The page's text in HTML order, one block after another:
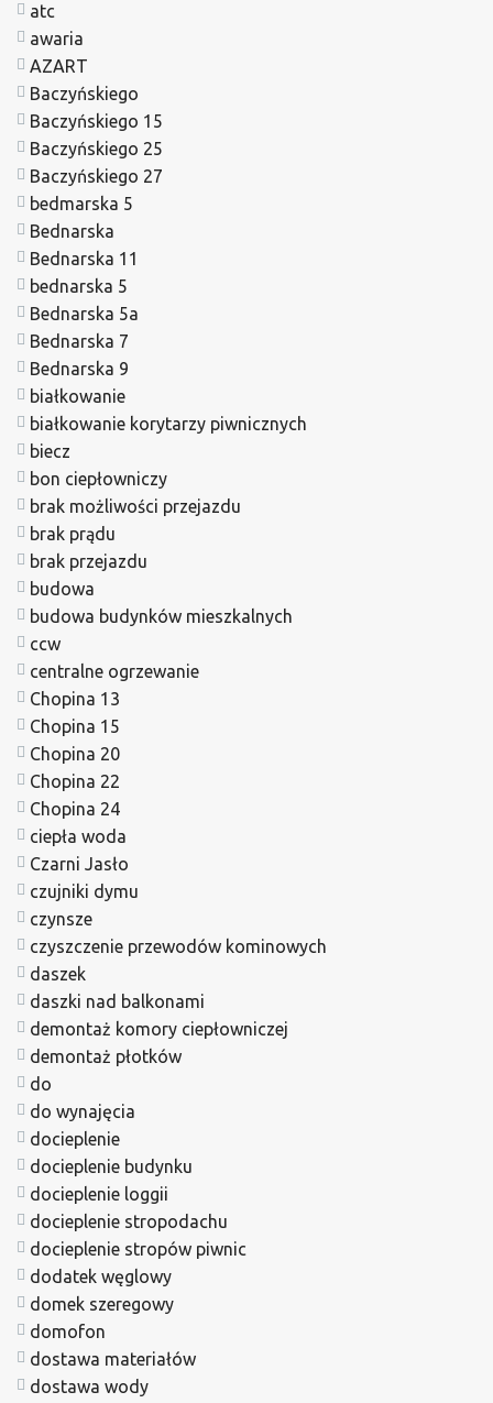
atc
awaria
AZART
Baczyńskiego
Baczyńskiego 15
Baczyńskiego 25
Baczyńskiego 27
bedmarska 5
Bednarska
Bednarska 11
bednarska 5
Bednarska 5a
Bednarska 7
Bednarska 9
białkowanie
białkowanie korytarzy piwnicznych
biecz
bon ciepłowniczy
brak możliwości przejazdu
brak prądu
brak przejazdu
budowa
budowa budynków mieszkalnych
ccw
centralne ogrzewanie
Chopina 13
Chopina 15
Chopina 20
Chopina 22
Chopina 24
ciepła woda
Czarni Jasło
czujniki dymu
czynsze
czyszczenie przewodów kominowych
daszek
daszki nad balkonami
demontaż komory ciepłowniczej
demontaż płotków
do
do wynajęcia
docieplenie
docieplenie budynku
docieplenie loggii
docieplenie stropodachu
docieplenie stropów piwnic
dodatek węglowy
domek szeregowy
domofon
dostawa materiałów
dostawa wody